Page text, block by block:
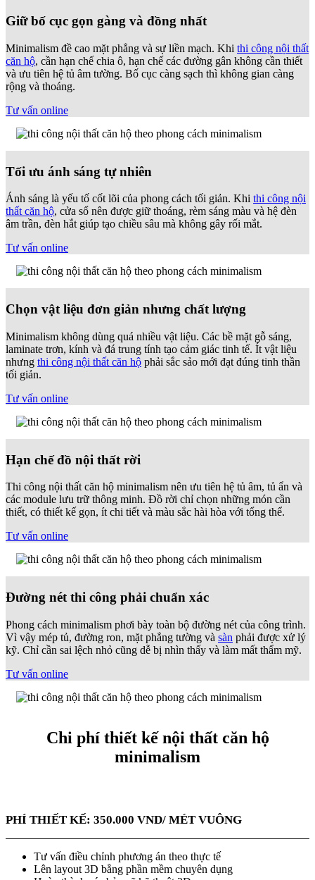
Giữ bố cục gọn gàng và đồng nhất
Minimalism đề cao mặt phẳng và sự liền mạch. Khi thi công nội thất
căn hộ, cần hạn chế chia ô, hạn chế các đường gân không cần thiết
và ưu tiên hệ tủ âm tường. Bố cục càng sạch thì không gian càng
rộng và thoáng.
Tư vấn online
Tối ưu ánh sáng tự nhiên
Ánh sáng là yếu tố cốt lõi của phong cách tối giản. Khi thi công nội
thất căn hộ, cửa sổ nên được giữ thoáng, rèm sáng màu và hệ đèn
âm trần, đèn hắt giúp tạo chiều sâu mà không gây rối mắt.
Tư vấn online
Chọn vật liệu đơn giản nhưng chất lượng
Minimalism không dùng quá nhiều vật liệu. Các bề mặt gỗ sáng,
laminate trơn, kính và đá trung tính tạo cảm giác tinh tế. Ít vật liệu
nhưng thi công nội thất căn hộ phải sắc sảo mới đạt đúng tinh thần
tối giản.
Tư vấn online
Hạn chế đồ nội thất rời
Thi công nội thất căn hộ minimalism nên ưu tiên hệ tủ âm, tủ ẩn và
các module lưu trữ thông minh. Đồ rời chỉ chọn những món cần
thiết, có thiết kế gọn, ít chi tiết và màu sắc hài hòa với tổng thể.
Tư vấn online
Đường nét thi công phải chuẩn xác
Phong cách minimalism phơi bày toàn bộ đường nét của công trình.
Vì vậy mép tủ, đường ron, mặt phẳng tường và sàn phải được xử lý
kỹ. Chỉ cần sai lệch nhỏ cũng dễ bị nhìn thấy và làm mất thẩm mỹ.
Tư vấn online
Chi phí thiết kế nội thất căn hộ
minimalism
PHÍ THIẾT KẾ: 350.000 VND/ MÉT VUÔNG
Tư vấn điều chỉnh phương án theo thực tế
Lên layout 3D bằng phần mềm chuyên dụng